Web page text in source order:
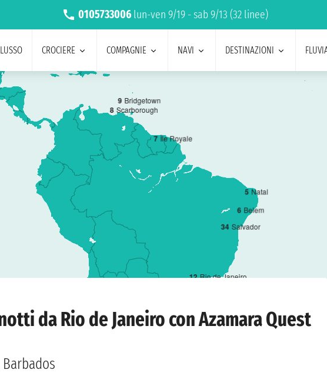
0105733006 lun-ven 9/19 - sab 9/13 (32 linee)
CROCIERE COMPAGNIE NAVI DESTINAZIONI
12 Rio de Janeiro
34 Salvador
5 Natal
6 Belem
7 Île Royale
8 Scarborough
9 Bridgetown
da Rio de Janeiro con Azamara Quest